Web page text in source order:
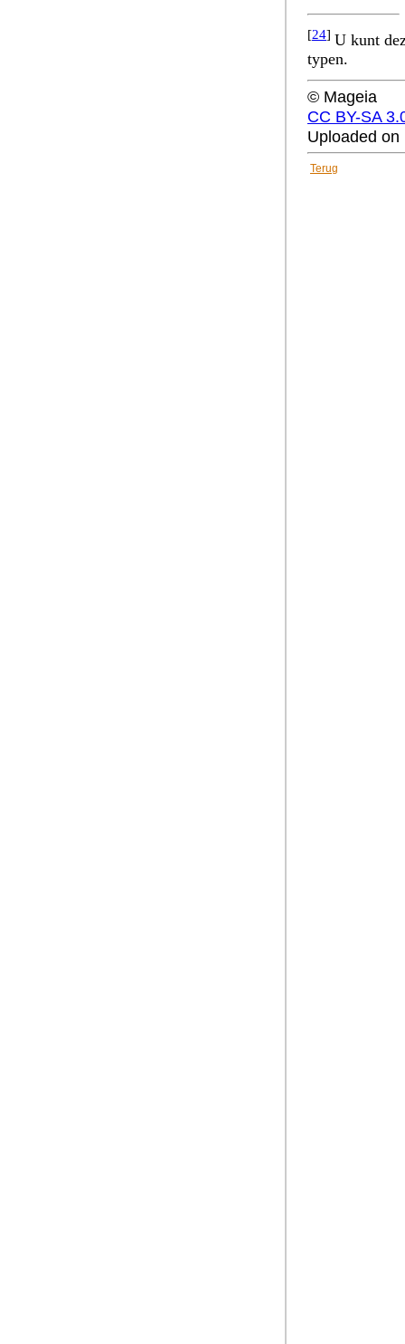
[24] U kunt
typen.
© Mageia
CC BY-SA
Uploaded
Terug